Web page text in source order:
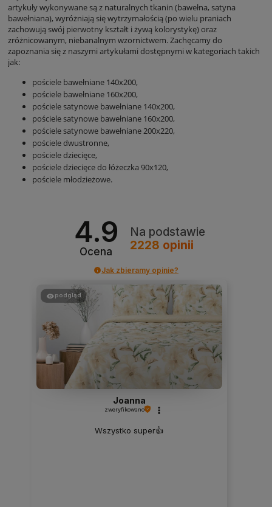
artykuły wykonywane są z naturalnych tkanin (bawełna, satyna
bawełniana), wyróżniają się wytrzymałością (po wielu praniach
zachowują swój pierwotny kształt i żywą kolorystykę) oraz
zróżnicowanym, niebanalnym wzornictwem. Zachęcamy do
zapoznania się z naszymi artykułami dostępnymi w kategoriach takich
jak:
pościele bawełniane 140x200,
pościele bawełniane 160x200,
pościele satynowe bawełniane 140x200,
pościele satynowe bawełniane 160x200,
pościele satynowe bawełniane 200x220,
pościele dwustronne,
pościele dziecięce,
pościele dziecięce do łóżeczka 90x120,
pościele młodzieżowe.
4.9
Ocena
Na podstawie
2228 opinii
Jak zbieramy opinie?
podgląd
Joanna
zweryfikowano
Wszystko super👍️